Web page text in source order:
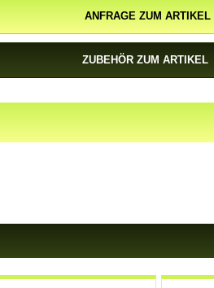
ANFRAGE ZUM ARTIKEL
ZUBEHÖR ZUM ARTIKEL